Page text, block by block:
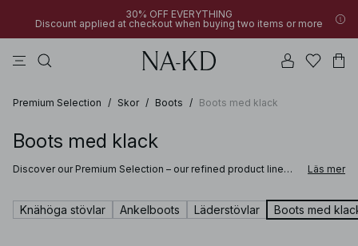
30% OFF EVERYTHING
Discount applied at checkout when buying two items or more
Premium Selection / Skor / Boots / Boots med klack
Boots med klack
Discover our Premium Selection – our refined product line
these pieces are designed to bring comfort and refined style
to your wardrobe.
Läs mer
Knähöga stövlar Ankelboots Läderstövlar Boots med